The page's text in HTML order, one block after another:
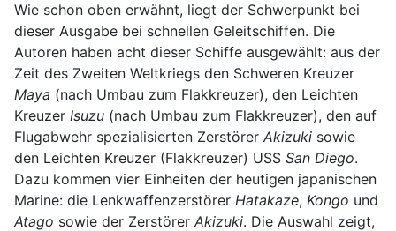
Wie schon oben erwähnt, liegt der Schwerpunkt bei
dieser Ausgabe bei schnellen Geleitschiffen. Die
Autoren haben acht dieser Schiffe ausgewählt: aus der
Zeit des Zweiten Weltkriegs den Schweren Kreuzer
Maya (nach Umbau zum Flakkreuzer), den Leichten
Kreuzer Isuzu (nach Umbau zum Flakkreuzer), den auf
Flugabwehr spezialisierten Zerstörer Akizuki sowie
den Leichten Kreuzer (Flakkreuzer) USS San Diego.
Dazu kommen vier Einheiten der heutigen japanischen
Marine: die Lenkwaffenzerstörer Hatakaze, Kongo und
Atago sowie der Zerstörer Akizuki. Die Auswahl zeigt,